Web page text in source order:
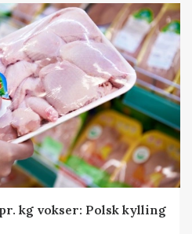
kg vokser: Polsk kylling